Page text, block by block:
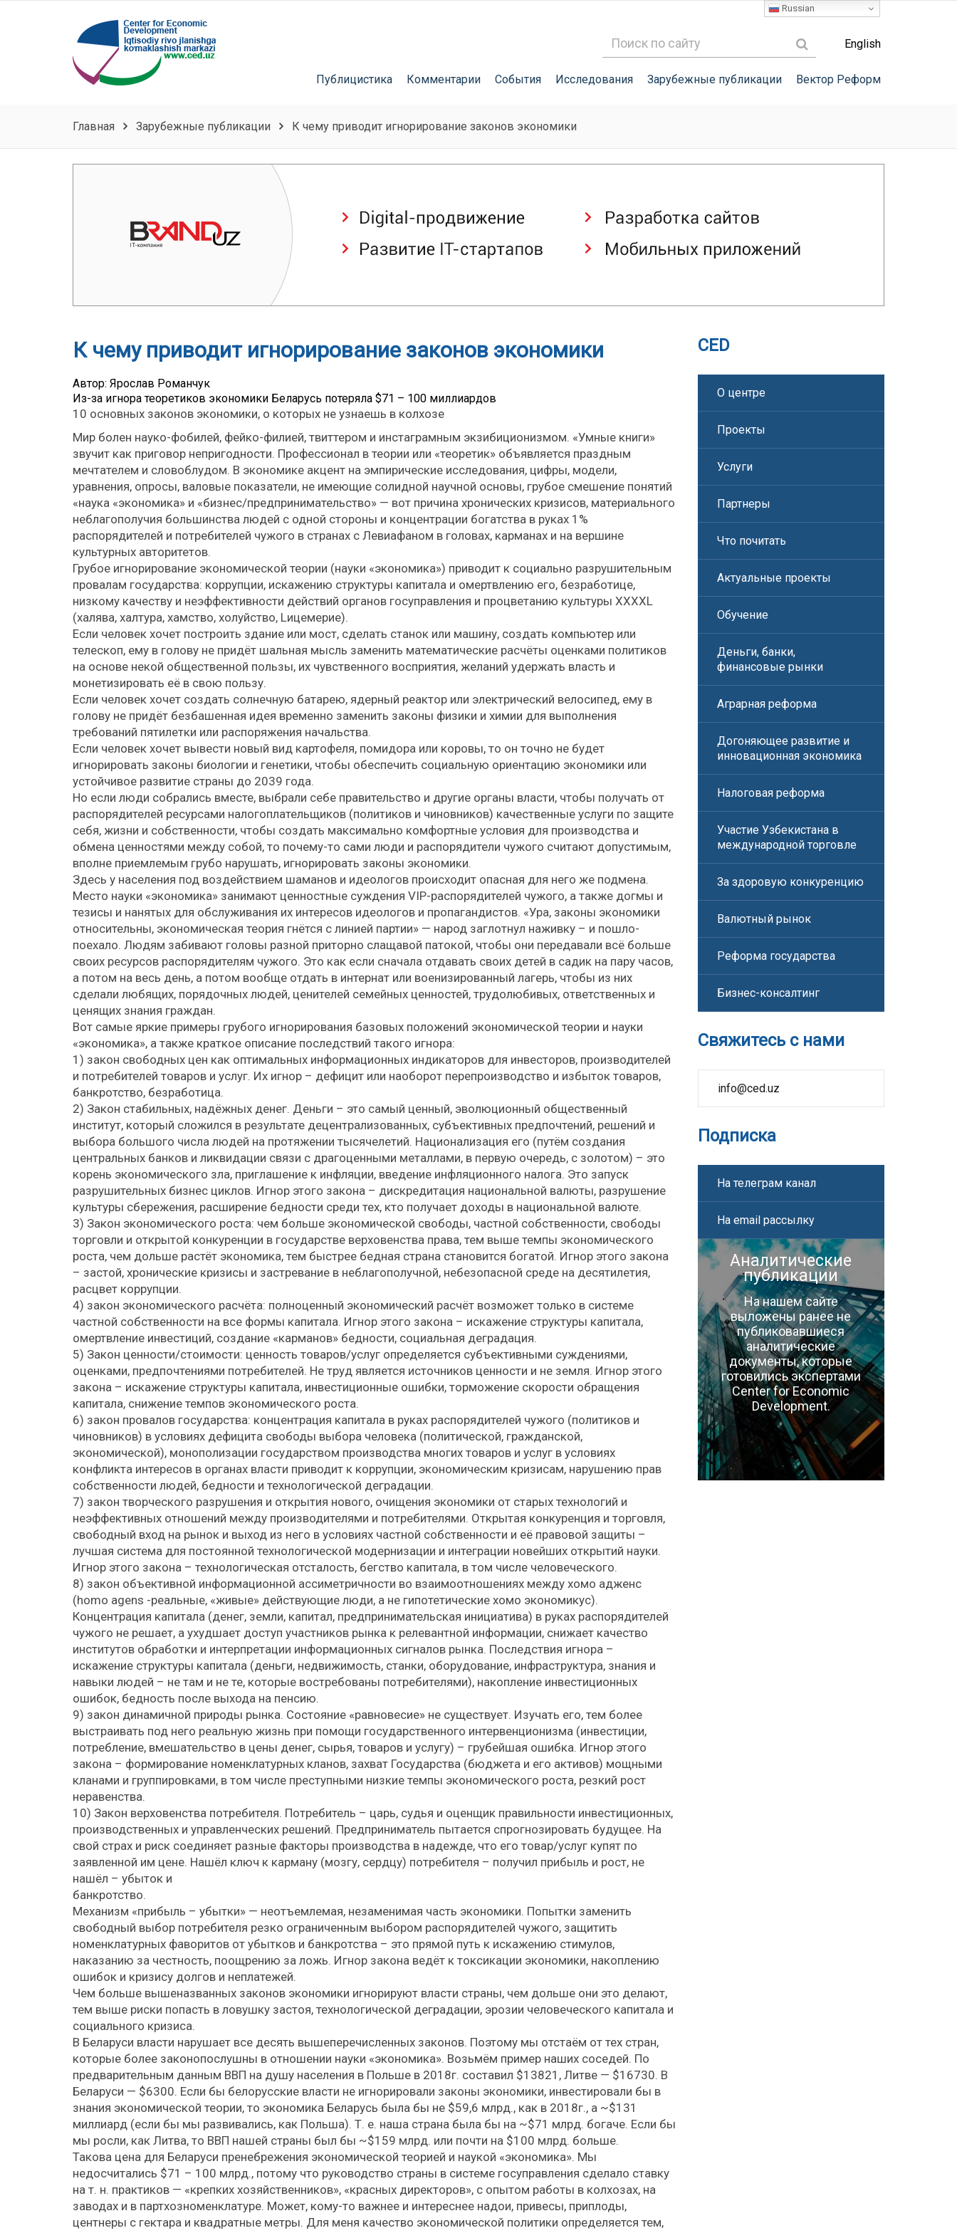
English
Публицистика Комментарии События Исследования Зарубежные публикации Вектор Реформ
Главная Зарубежные публикации К чему приводит игнорирование законов экономики
К чему приводит игнорирование законов экономики
Автор: Ярослав Романчук
Из-за игнора теоретиков экономики Беларусь потеряла $71 – 100 миллиардов
10 основных законов экономики, о которых не узнаешь в колхозе
Мир болен науко-фобилей, фейко-филией, твиттером и инстаграмным экзибиционизмом. «Умные книги»
звучит как приговор непригодности. Профессионал в теории или «теоретик» объявляется праздным
мечтателем и словоблудом. В экономике акцент на эмпирические исследования, цифры, модели,
уравнения, опросы, валовые показатели, не имеющие солидной научной основы, грубое смешение понятий
«наука «экономика» и «бизнес/предпринимательство» — вот причина хронических кризисов, материального
неблагополучия большинства людей с одной стороны и концентрации богатства в руках 1%
распорядителей и потребителей чужого в странах с Левиафаном в головах, карманах и на вершине
культурных авторитетов.
Грубое игнорирование экономической теории (науки «экономика») приводит к социально разрушительным
провалам государства: коррупции, искажению структуры капитала и омертвлению его, безработице,
низкому качеству и неэффективности действий органов госуправления и процветанию культуры XXXXL
(халява, халтура, хамство, холуйство, Lицемерие).
Если человек хочет построить здание или мост, сделать станок или машину, создать компьютер или
телескоп, ему в голову не придёт шальная мысль заменить математические расчёты оценками политиков
на основе некой общественной пользы, их чувственного восприятия, желаний удержать власть и
монетизировать её в свою пользу.
Если человек хочет создать солнечную батарею, ядерный реактор или электрический велосипед, ему в
голову не придёт безбашенная идея временно заменить законы физики и химии для выполнения
требований пятилетки или распоряжения начальства.
Если человек хочет вывести новый вид картофеля, помидора или коровы, то он точно не будет
игнорировать законы биологии и генетики, чтобы обеспечить социальную ориентацию экономики или
устойчивое развитие страны до 2039 года.
Но если люди собрались вместе, выбрали себе правительство и другие органы власти, чтобы получать от
распорядителей ресурсами налогоплательщиков (политиков и чиновников) качественные услуги по защите
себя, жизни и собственности, чтобы создать максимально комфортные условия для производства и
обмена ценностями между собой, то почему-то сами люди и распорядители чужого считают допустимым,
вполне приемлемым грубо нарушать, игнорировать законы экономики.
Здесь у населения под воздействием шаманов и идеологов происходит опасная для него же подмена.
Место науки «экономика» занимают ценностные суждения VIP-распорядителей чужого, а также догмы и
тезисы и нанятых для обслуживания их интересов идеологов и пропагандистов. «Ура, законы экономики
относительны, экономическая теория гнётся с линией партии» — народ заглотнул наживку – и пошло-
поехало. Людям забивают головы разной приторно слащавой патокой, чтобы они передавали всё больше
своих ресурсов распорядителям чужого. Это как если сначала отдавать своих детей в садик на пару часов,
а потом на весь день, а потом вообще отдать в интернат или военизированный лагерь, чтобы из них
сделали любящих, порядочных людей, ценителей семейных ценностей, трудолюбивых, ответственных и
ценящих знания граждан.
Вот самые яркие примеры грубого игнорирования базовых положений экономической теории и науки
«экономика», а также краткое описание последствий такого игнора:
1) закон свободных цен как оптимальных информационных индикаторов для инвесторов, производителей
и потребителей товаров и услуг. Их игнор – дефицит или наоборот перепроизводство и избыток товаров,
банкротство, безработица.
2) Закон стабильных, надёжных денег. Деньги – это самый ценный, эволюционный общественный
институт, который сложился в результате децентрализованных, субъективных предпочтений, решений и
выбора большого числа людей на протяжении тысячелетий. Национализация его (путём создания
центральных банков и ликвидации связи с драгоценными металлами, в первую очередь, с золотом) – это
корень экономического зла, приглашение к инфляции, введение инфляционного налога. Это запуск
разрушительных бизнес циклов. Игнор этого закона – дискредитация национальной валюты, разрушение
культуры сбережения, расширение бедности среди тех, кто получает доходы в национальной валюте.
3) Закон экономического роста: чем больше экономической свободы, частной собственности, свободы
торговли и открытой конкуренции в государстве верховенства права, тем выше темпы экономического
роста, чем дольше растёт экономика, тем быстрее бедная страна становится богатой. Игнор этого закона
– застой, хронические кризисы и застревание в неблагополучной, небезопасной среде на десятилетия,
расцвет коррупции.
4) закон экономического расчёта: полноценный экономический расчёт возможет только в системе
частной собственности на все формы капитала. Игнор этого закона – искажение структуры капитала,
омертвление инвестиций, создание «карманов» бедности, социальная деградация.
5) Закон ценности/стоимости: ценность товаров/услуг определяется субъективными суждениями,
оценками, предпочтениями потребителей. Не труд является источников ценности и не земля. Игнор этого
закона – искажение структуры капитала, инвестиционные ошибки, торможение скорости обращения
капитала, снижение темпов экономического роста.
6) закон провалов государства: концентрация капитала в руках распорядителей чужого (политиков и
чиновников) в условиях дефицита свободы выбора человека (политической, гражданской,
экономической), монополизации государством производства многих товаров и услуг в условиях
конфликта интересов в органах власти приводит к коррупции, экономическим кризисам, нарушению прав
собственности людей, бедности и технологической деградации.
7) закон творческого разрушения и открытия нового, очищения экономики от старых технологий и
неэффективных отношений между производителями и потребителями. Открытая конкуренция и торговля,
свободный вход на рынок и выход из него в условиях частной собственности и её правовой защиты –
лучшая система для постоянной технологической модернизации и интеграции новейших открытий науки.
Игнор этого закона – технологическая отсталость, бегство капитала, в том числе человеческого.
8) закон объективной информационной ассиметричности во взаимоотношениях между хомо адженс
(homo agens -реальные, «живые» действующие люди, а не гипотетические хомо экономикус).
Концентрация капитала (денег, земли, капитал, предпринимательская инициатива) в руках распорядителей
чужого не решает, а ухудшает доступ участников рынка к релевантной информации, снижает качество
институтов обработки и интерпретации информационных сигналов рынка. Последствия игнора –
искажение структуры капитала (деньги, недвижимость, станки, оборудование, инфраструктура, знания и
навыки людей – не там и не те, которые востребованы потребителями), накопление инвестиционных
ошибок, бедность после выхода на пенсию.
9) закон динамичной природы рынка. Состояние «равновесие» не существует. Изучать его, тем более
выстраивать под него реальную жизнь при помощи государственного интервенционизма (инвестиции,
потребление, вмешательство в цены денег, сырья, товаров и услугу) – грубейшая ошибка. Игнор этого
закона – формирование номенклатурных кланов, захват Государства (бюджета и его активов) мощными
кланами и группировками, в том числе преступными низкие темпы экономического роста, резкий рост
неравенства.
10) Закон верховенства потребителя. Потребитель – царь, судья и оценщик правильности инвестиционных,
производственных и управленческих решений. Предприниматель пытается спрогнозировать будущее. На
свой страх и риск соединяет разные факторы производства в надежде, что его товар/услуг купят по
заявленной им цене. Нашёл ключ к карману (мозгу, сердцу) потребителя – получил прибыль и рост, не
нашёл – убыток и
банкротство.
Механизм «прибыль – убытки» — неотъемлемая, незаменимая часть экономики. Попытки заменить
свободный выбор потребителя резко ограниченным выбором распорядителей чужого, защитить
номенклатурных фаворитов от убытков и банкротства – это прямой путь к искажению стимулов,
наказанию за честность, поощрению за ложь. Игнор закона ведёт к токсикации экономики, накоплению
ошибок и кризису долгов и неплатежей.
Чем больше вышеназванных законов экономики игнорируют власти страны, чем дольше они это делают,
тем выше риски попасть в ловушку застоя, технологической деградации, эрозии человеческого капитала и
социального кризиса.
В Беларуси власти нарушает все десять вышеперечисленных законов. Поэтому мы отстаём от тех стран,
которые более законопослушны в отношении науки «экономика». Возьмём пример наших соседей. По
предварительным данным ВВП на душу населения в Польше в 2018г. составил $13821, Литве — $16730. В
Беларуси — $6300. Если бы белорусские власти не игнорировали законы экономики, инвестировали бы в
знания экономической теории, то экономика Беларусь была бы не $59,6 млрд., как в 2018г., а ~$131
миллиард (если бы мы развивались, как Польша). Т. е. наша страна была бы на ~$71 млрд. богаче. Если бы
мы росли, как Литва, то ВВП нашей страны был бы ~$159 млрд. или почти на $100 млрд. больше.
Такова цена для Беларуси пренебрежения экономической теорией и наукой «экономика». Мы
недосчитались $71 – 100 млрд., потому что руководство страны в системе госуправления сделало ставку
на т. н. практиков — «крепких хозяйственников», «красных директоров», с опытом работы в колхозах, на
заводах и в партхозноменклатуре. Может, кому-то важнее и интереснее надои, привесы, приплоды,
центнеры с гектара и квадратные метры. Для меня качество экономической политики определяется тем,
CED
О центре
Проекты
Услуги
Партнеры
Что почитать
Актуальные проекты
Обучение
Деньги, банки,
финансовые рынки
Аграрная реформа
Догоняющее развитие и
инновационная экономика
Налоговая реформа
Участие Узбекистана в
международной торговле
За здоровую конкуренцию
Валютный рынок
Реформа государства
Бизнес-консалтинг
Свяжитесь с нами
info@ced.uz
Подписка
На телеграм канал
На email рассылку
Аналитические
публикации
На нашем сайте
выложены ранее не
публиковавшиеся
аналитические
документы, которые
готовились экспертами
Center for Economic
Development.
Russian